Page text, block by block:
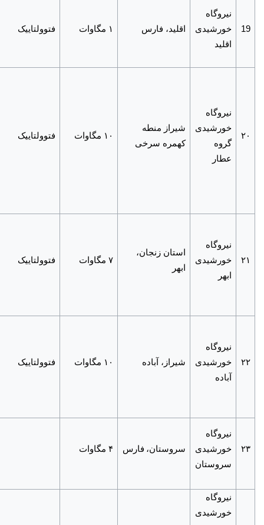
19
نیروگاه
خورشیدی
اقلید
اقلید، فارس ۱ مگاوات فتوولتاییک
۲۰
نیروگاه
خورشیدی
گروه
عطار
شیراز منطه
کهمره سرخی
۱۰ مگاوات فتوولتاییک
۲۱
نیروگاه
خورشیدی
ابهر
استان زنجان،
ابهر
۷ مگاوات فتوولتاییک
۲۲
نیروگاه
خورشیدی
آباده
شیراز، آباده ۱۰ مگاوات فتوولتاییک
۲۳
نیروگاه
خورشیدی
سروستان
سروستان، فارس ۴ مگاوات
نیروگاه
خورشیدی